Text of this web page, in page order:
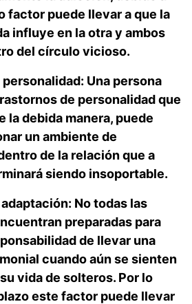
factor puede llevar a que la
influye en la otra y ambos
del círculo vicioso.
Una persona
de personalidad que
la debida manera, puede
un ambiente de
de la relación que a
siendo insoportable.
No todas las
preparadas para
de llevar una
cuando aún se sienten
vida de solteros. Por lo
este factor puede llevar